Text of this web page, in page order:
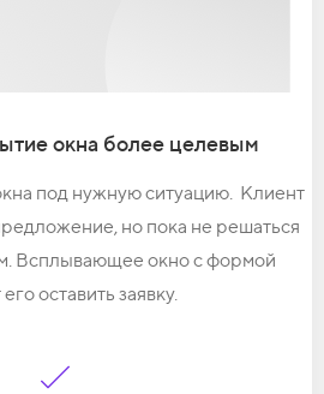
окна более целевым
под нужную ситуацию. Клиент
но пока не решаться
Всплывающее окно с формой
оставить заявку.